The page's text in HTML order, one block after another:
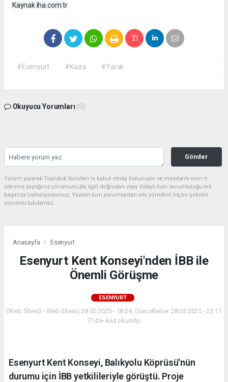
Kaynak iha.com.tr
#Esenyurt #Kaza #Yaralı
Okuyucu Yorumları (0)
Gönder
Yorum yazarak Topluluk Kuralları’nı kabul etmiş bulunuyor ve meydantv.com.tr
sitesine yaptığınız yorumunuzla ilgili doğrudan veya dolaylı tüm sorumluluğu tek
başınıza üstleniyorsunuz. Yazılan tüm yorumlardan site yönetimi hiçbir şekilde
sorumlu tutulamaz.
Anasayfa Esenyurt
Esenyurt Kent Konseyi'nden İBB ile
Önemli Görüşme
ESENYURT
(Web Sitesi) - Web Sitesi | 28.05.2025 - 18:24, Güncelleme: 28.05.2025 - 22:11
7145+ kez okundu.
Esenyurt Kent Konseyi, Balıkyolu Köprüsü'nün
durumu için İBB yetkilileriyle görüştü. Proje